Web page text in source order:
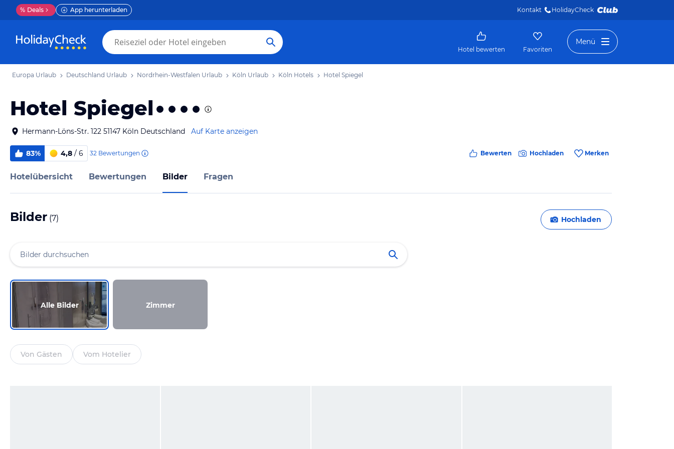
% Deals App herunterladen Kontakt HolidayCheck
Hotel bewerten Favoriten
Menü
Europa Urlaub Deutschland Urlaub Nordrhein-Westfalen Urlaub Köln Urlaub Köln Hotels Hotel Spiegel
Hotel Spiegel
Hermann-Löns-Str. 122 51147 Köln Deutschland Auf Karte anzeigen
83% 4,8 / 6 32 Bewertungen Bewerten Hochladen Merken
Hotelübersicht Bewertungen Bilder Fragen
Bilder (7) Hochladen
Alle Bilder Zimmer
Von Gästen Vom Hotelier